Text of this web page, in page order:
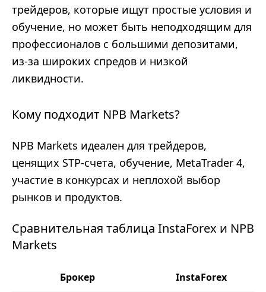
трейдеров, которые ищут простые условия и
обучение, но может быть неподходящим для
профессионалов с большими депозитами,
из-за широких спредов и низкой
ликвидности.
Кому подходит NPB Markets?
NPB Markets идеален для трейдеров,
ценящих STP-счета, обучение, MetaTrader 4,
участие в конкурсах и неплохой выбор
рынков и продуктов.
Сравнительная таблица InstaForex и NPB
Markets
Брокер InstaForex